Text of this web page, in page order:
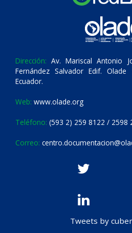
Dirección: Av. Mariscal Antonio
Fernández Salvador Edif.
Ecuador.
Web: www.olade.org
Teléfono: (593 2) 259 8122 / 2598
Correo:
Tweets by